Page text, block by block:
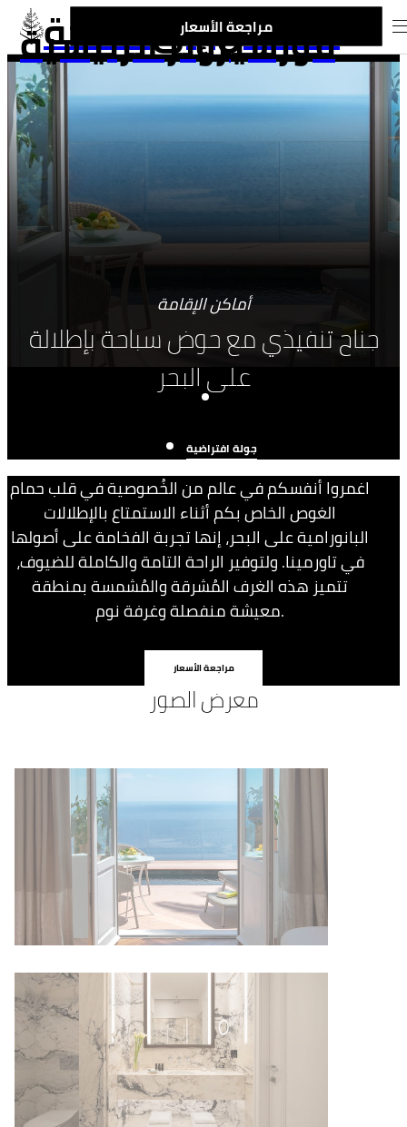
الانتقال إلى صفحة
فورسيزونز الرئيسية
مراجعة الأسعار
أماكن الإقامة
جناح تنفيذي مع حوض سباحة بإطلالة
على البحر
جولة افتراضية
اغمروا أنفسكم في عالم من الخُصوصية في قلب حمام
الغوص الخاص بكم أثناء الاستمتاع بالإطلالات
البانورامية على البحر، إنها تجربة الفخامة على أصولها
في تاورمينا. ولتوفير الراحة التامة والكاملة للضيوف،
تتميز هذه الغرف المُشرقة والمُشمسة بمنطقة
معيشة منفصلة وغرفة نوم.
مراجعة الأسعار
معرض الصور